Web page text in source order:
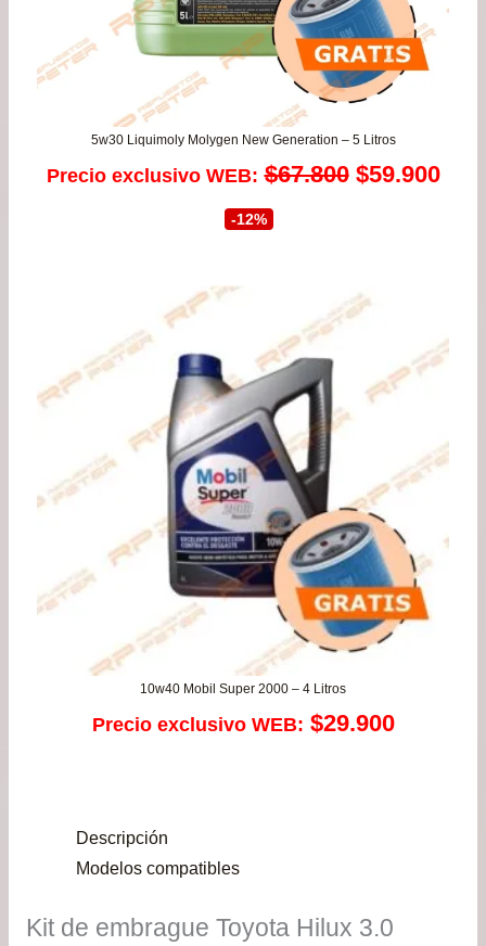
5w30 Liquimoly Molygen New Generation – 5 Litros
Precio exclusivo WEB: $67.800 El
era:
$67.800.
$59.900El
-12%
10w40 Mobil Super 2000 – 4 Litros
Precio exclusivo WEB: $29.900
Descripción
Modelos compatibles
Kit de embrague Toyota Hilux 3.0